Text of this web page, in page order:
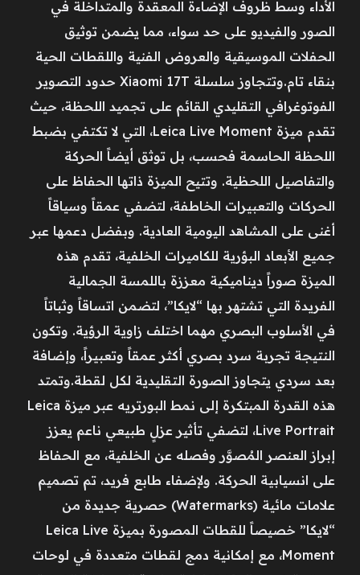
الأداء وسط ظروف الإضاءة المعقدة والمتداخلة في
الصور والفيديو على حد سواء، مما يضمن توثيق
الحفلات الموسيقية والعروض الفنية واللقطات الحية
بنقاء تام.وتتجاوز سلسلة Xiaomi 17T حدود التصوير
الفوتوغرافي التقليدي القائم على تجميد اللحظة، حيث
تقدم ميزة Leica Live Moment، التي لا تكتفي بضبط
اللحظة الحاسمة فحسب، بل توثق أيضاً الحركة
والتفاصيل اللحظية. وتتيح الميزة ذاتها الحفاظ على
الحركات والتعبيرات الخاطفة، لتضفي عمقاً وسياقاً
أغنى على المشاهد اليومية العادية. وبفضل دعمها عبر
جميع الأبعاد البؤرية للكاميرات الخلفية، تقدم هذه
الميزة صوراً ديناميكية معززة باللمسة الجمالية
الفريدة التي تشتهر بها “لايكا”، لتضمن اتساقاً وثباتاً
في الأسلوب البصري مهما اختلف زاوية الرؤية. وتكون
النتيجة تجربة سرد بصري أكثر عمقاً وتعبيراً، وإضافة
بعد سردي يتجاوز الصورة التقليدية لكل لقطة.وتمتد
هذه القدرة المبتكرة إلى نمط البورتريه عبر ميزة Leica
Live Portrait، لتضفي تأثير عزلٍ طبيعي ناعم يعزز
إبراز العنصر المُصوَّر وفصله عن الخلفية، مع الحفاظ
على انسيابية الحركة. ولإضفاء طابع فريد، تم تصميم
علامات مائية (Watermarks) حصرية جديدة من
“لايكا” خصيصاً للقطات المصورة بميزة Leica Live
Moment، مع إمكانية دمج لقطات متعددة في لوحات